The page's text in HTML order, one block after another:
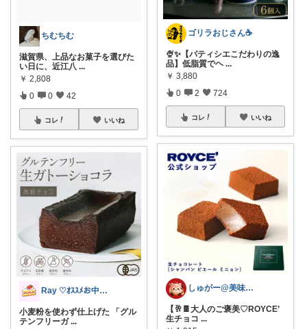
ちむちむ
滋賀県、上品なお菓子を選びた
い日に、近江八 ...
￥ 2,808
0 0 42
コレ いいね
Ray ♡ｵｽｽﾒお中元ｷﾞﾌﾄ♡
小麦粉を使わず仕上げた 「グル
テンフリーガ ...
ゴリラおじさん☕️
🍨✨【パティシエこだわりの逸
品】低脂質でヘ ...
￥ 3,880
0 2 724
コレ いいね
しゅがー@美味しいスイーツや雑貨紹介
【🥂🍫大人のご褒美♡ROYCE’
生チョコ ...